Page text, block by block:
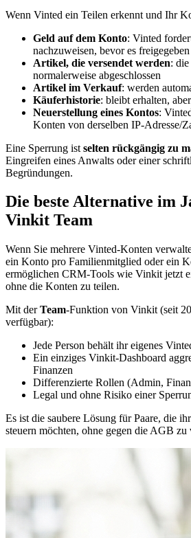
Wenn Vinted ein Teilen erkennt und Ihr
Geld auf dem Konto: Vinted
nachzuweisen, bevor es
Artikel, die versendet werden:
normalerweise abgeschlossen
Artikel im Verkauf: werden
Käuferhistorie: bleibt erhalten,
Neuerstellung eines Kontos:
Konten von derselben IP-Adresse/
Eine Sperrung ist selten rückgängig zu
Eingreifen eines Anwalts oder einer
Begründungen.
Die beste Alternative im
Vinkit Team
Wenn Sie mehrere Vinted-Konten
ein Konto pro Familienmitglied oder ein
ermöglichen CRM-Tools wie Vinkit jetzt
ohne die Konten zu teilen.
Mit derTeam-Funktion von Vinkit (seit
verfügbar):
Jede Person behält ihr eigenes
Ein einziges Vinkit-Dashboard
Finanzen
Differenzierte Rollen (Admin,
Legal und ohne Risiko einer
Es ist die saubere Lösung für Paare, die
steuern möchten, ohne gegen die AGB zu